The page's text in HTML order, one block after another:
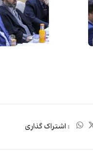
: اشتراک گذاری